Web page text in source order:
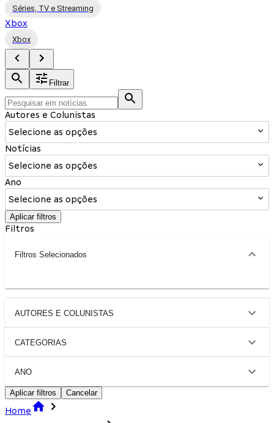
Séries, TV e Streaming
Xbox
Xbox
Filtrar
Autores e Colunistas
Selecione as opções
Notícias
Selecione as opções
Ano
Selecione as opções
Aplicar filtros
Filtros
Filtros Selecionados
AUTORES E COLUNISTAS
CATEGORIAS
ANO
Aplicar filtros Cancelar
Home